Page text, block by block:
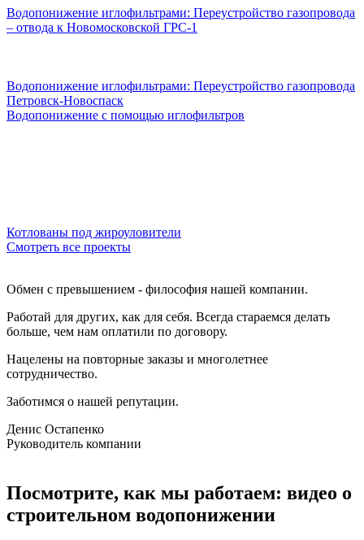
Водопонижение иглофильтрами: Переустройство газопровода
– отвода к Новомосковской ГРС-1
Водопонижение иглофильтрами: Переустройство газопровода
Петровск-Новоспаск
Водопонижение с помощью иглофильтров
Котлованы под жироуловители
Смотреть все проекты
Обмен с превышением - философия нашей компании.
Работай для других, как для себя. Всегда стараемся делать
больше, чем нам оплатили по договору.
Нацелены на повторные заказы и многолетнее
сотрудничество.
Заботимся о нашей репутации.
Денис Остапенко
Руководитель компании
Посмотрите, как мы работаем: видео о
строительном водопонижении